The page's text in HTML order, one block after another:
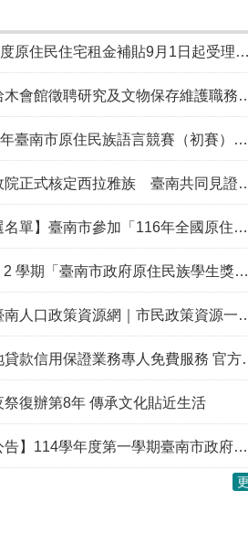
宅租金補貼9月1日起受理，減輕租屋負擔，安心居住在臺南
研究及文物保存維護職務代理人員1名，報名至115年8月14日中午12時止
民族語言競賽（初賽）開始報名，歡迎學生及家庭踴躍組隊參加！
正式核定西拉雅族 臺南共同見證歷史正義新篇章
「116年全國原住民族運動會傳統射箭、擲矛及水域-撒網選拔賽」選手入選名單公告
臺南市政府原住民族學生獎助學金」即日開始受理申請!
人口政策資源網｜市民政策資源一站查】
證業務專人免費服務 官方唯一管道 籲民眾勿透過民間代辦以防受騙
祭復辦第8年 傳承文化貼近生活
】114學年度第一學期臺南市政府原住民族學生獎助學金核定名冊(4月30日修正)